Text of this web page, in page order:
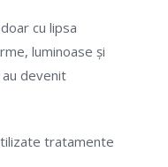
cu lipsa
luminoase și
devenit
tratamente